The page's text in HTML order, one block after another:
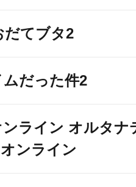
だてブタ2
だった件2
ライン オルタナ
ンライン